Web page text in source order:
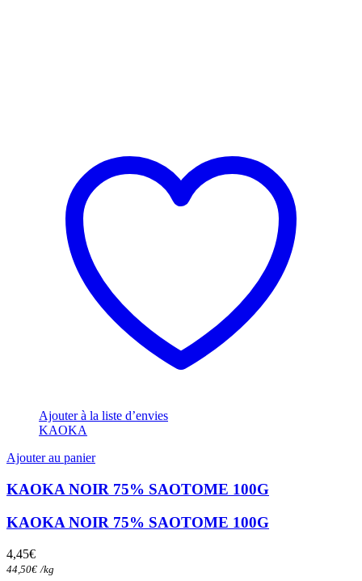
Ajouter à la liste d’envies
KAOKA
Ajouter au panier
KAOKA NOIR 75% SAOTOME 100G
KAOKA NOIR 75% SAOTOME 100G
4,45€
44,50€ /kg